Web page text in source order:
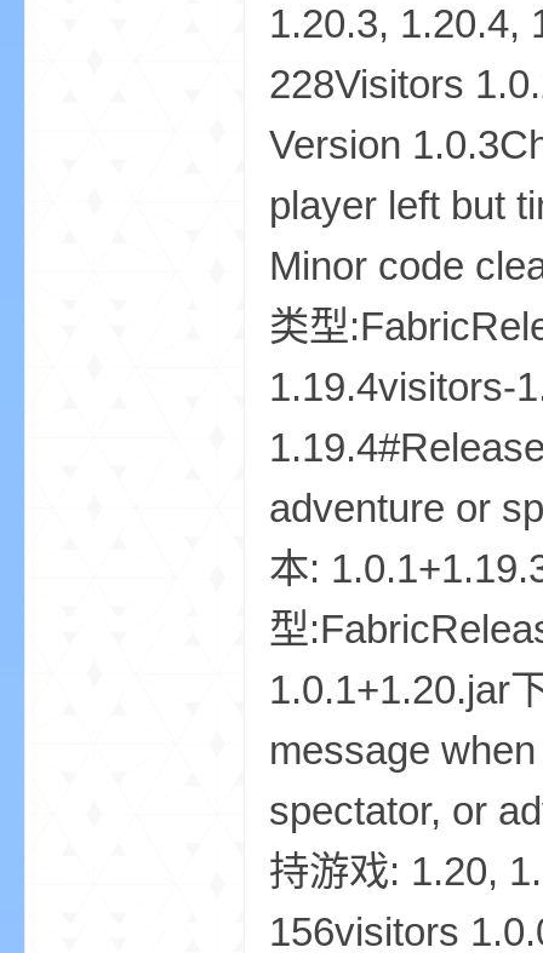
1.20.3, 1.20.4,
228Visitors
Version
player left but
Minor code
类型
1.19.4visitors-
adventure or
本:
型
1.0.1+1.20.jar
message
spectator, or
持游戏: 1.20,
156visitors